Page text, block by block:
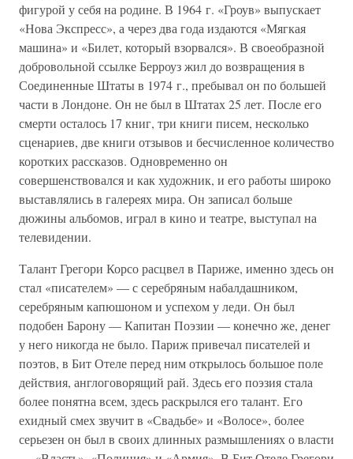
фигурой у себя на родине. В 1964 г. «Гроув» выпускает
«Нова Экспресс», а через два года издаются «Мягкая
машина» и «Билет, который взорвался». В своеобразной
добровольной ссылке Берроуз жил до возвращения в
Соединенные Штаты в 1974 г., пребывал он по большей
части в Лондоне. Он не был в Штатах 25 лет. После его
смерти осталось 17 книг, три книги писем, несколько
сценариев, две книги отзывов и бесчисленное количество
коротких рассказов. Одновременно он
совершенствовался и как художник, и его работы широко
выставлялись в галереях мира. Он записал больше
дюжины альбомов, играл в кино и театре, выступал на
телевидении.
Талант Грегори Корсо расцвел в Париже, именно здесь он
стал «писателем» — с серебряным набалдашником,
серебряным капюшоном и успехом у леди. Он был
подобен Барону — Капитан Поэзии — конечно же, денег
у него никогда не было. Париж привечал писателей и
поэтов, в Бит Отеле перед ним открылось большое поле
действия, англоговорящий рай. Здесь его поэзия стала
более понятна всем, здесь раскрылся его талант. Его
ехидный смех звучит в «Свадьбе» и «Волосе», более
серьезен он был в своих длинных размышлениях о власти